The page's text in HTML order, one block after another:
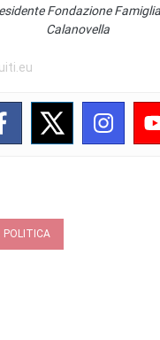
Fondazione
Calanovella
POLITICA